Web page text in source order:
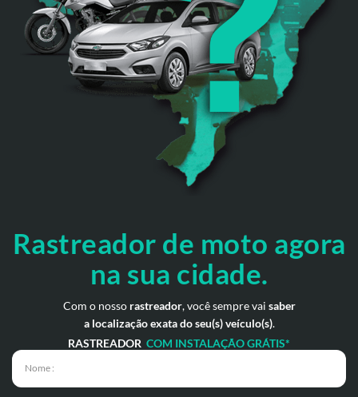
Rastreador de moto agora
na sua cidade.
Com o nosso rastreador, você sempre vai saber
a localização exata do seu(s) veículo(s).
RASTREADOR COM INSTALAÇÃO GRÁTIS*